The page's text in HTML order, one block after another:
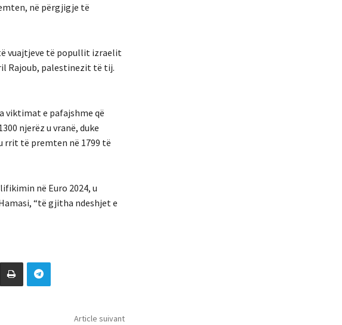
në përgjigje të
vuajtjeve të popullit izraelit
Rajoub, palestinezit të tij.
viktimat e pafajshme që
njerëz u vranë, duke
rrit të premten në 1799 të
në Euro 2024, u
“të gjitha ndeshjet e
Article suivant